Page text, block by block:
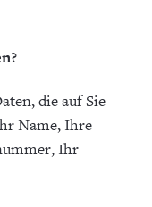
die auf Sie
Name, Ihre
Ihr